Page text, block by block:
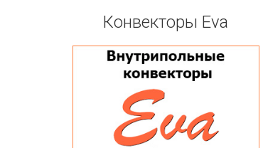
Конвекторы Eva